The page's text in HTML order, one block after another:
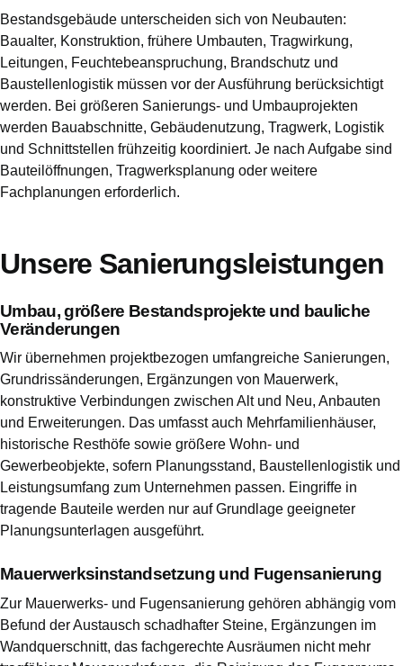
Bestandsgebäude unterscheiden sich von Neubauten:
Baualter, Konstruktion, frühere Umbauten, Tragwirkung,
Leitungen, Feuchtebeanspruchung, Brandschutz und
Baustellenlogistik müssen vor der Ausführung berücksichtigt
werden. Bei größeren Sanierungs- und Umbauprojekten
werden Bauabschnitte, Gebäudenutzung, Tragwerk, Logistik
und Schnittstellen frühzeitig koordiniert. Je nach Aufgabe sind
Bauteilöffnungen, Tragwerksplanung oder weitere
Fachplanungen erforderlich.
Unsere Sanierungsleistungen
Umbau, größere Bestandsprojekte und bauliche
Veränderungen
Wir übernehmen projektbezogen umfangreiche Sanierungen,
Grundrissänderungen, Ergänzungen von Mauerwerk,
konstruktive Verbindungen zwischen Alt und Neu, Anbauten
und Erweiterungen. Das umfasst auch Mehrfamilienhäuser,
historische Resthöfe sowie größere Wohn- und
Gewerbeobjekte, sofern Planungsstand, Baustellenlogistik und
Leistungsumfang zum Unternehmen passen. Eingriffe in
tragende Bauteile werden nur auf Grundlage geeigneter
Planungsunterlagen ausgeführt.
Mauerwerksinstandsetzung und Fugensanierung
Zur Mauerwerks- und Fugensanierung gehören abhängig vom
Befund der Austausch schadhafter Steine, Ergänzungen im
Wandquerschnitt, das fachgerechte Ausräumen nicht mehr